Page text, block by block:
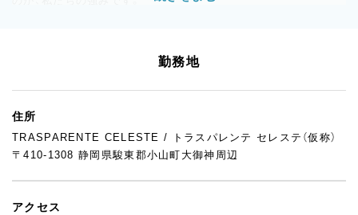
パンやお菓子が好きで、成長していきたい方。
ぜひ一度、トラスパレンテの雰囲気を見に来てください。
す。
勤務地
住所
TRASPARENTE CELESTE / トラスパレンテ セレステ（仮称）
〒410-1308 静岡県駿東郡小山町大御神周辺
アクセス